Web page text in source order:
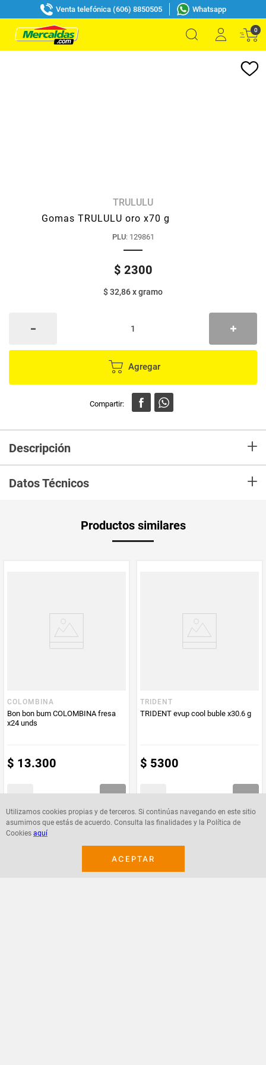
Venta telefónica (606) 8850505 Whatsapp
0
Utilizamos cookies propias y de terceros. Si continúas navegando en este sitio
asumimos que estás de acuerdo. Consulta las finalidades y la Política de
Cookies aquí
ACEPTAR
TRULULU
Gomas TRULULU oro x70 g
PLU: 129861
$ 2300
$ 32,86xgramo
Agregar
Descripción +
Datos Técnicos +
Productos similares
COLOMBINA
Bon bon bum COLOMBINA fresa
x24 unds
$ 13.300
TRIDENT
TRIDENT evup cool buble x30.6 g
$ 5300